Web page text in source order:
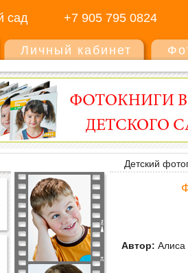
сад +7 905 795 0824
Личный кабинет
Детский
Автор: Алиса